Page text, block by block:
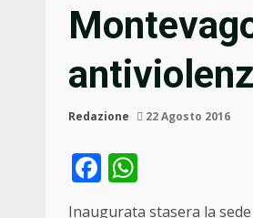
Redazione 22 Agosto 2016
Facebook
Inaugurata stasera la